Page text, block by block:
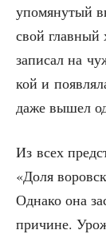
упо­мя­ну­тый
свой
запи­сал на
кой и
даже вышел
Из всех
«Доля
Одна­ко она
при­чине.